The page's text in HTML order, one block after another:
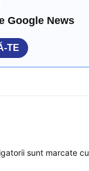
Google News
TE
sunt marcate cu